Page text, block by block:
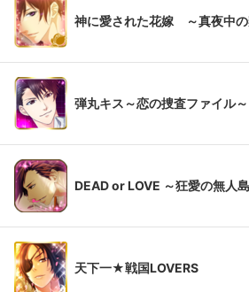
神に愛された花嫁 ～真夜中の
弾丸キス～恋の捜査ファイル～
DEAD or LOVE ～狂愛の無人
天下一★戦国LOVERS